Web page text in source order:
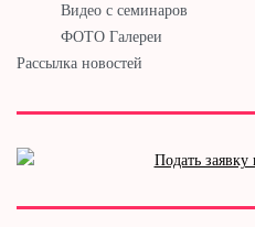
Видео с семинаров
ФОТО Галереи
Рассылка новостей